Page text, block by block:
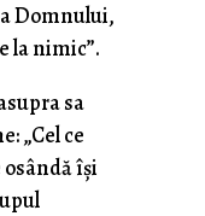
Domnului,
la nimic”.
sa
„Cel ce
îşi